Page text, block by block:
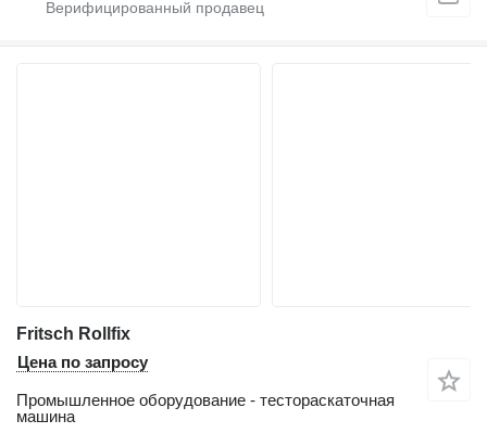
Fritsch Rollfix
Цена по запросу
Промышленное оборудование - тестораскаточная
машина